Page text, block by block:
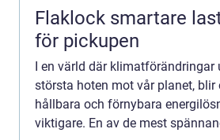
Flaklock smartare lastutrymme
för pickupen
I en värld där klimatförändringar
största hoten mot vår planet, blir
hållbara och förnybara
viktigare. En av de mest